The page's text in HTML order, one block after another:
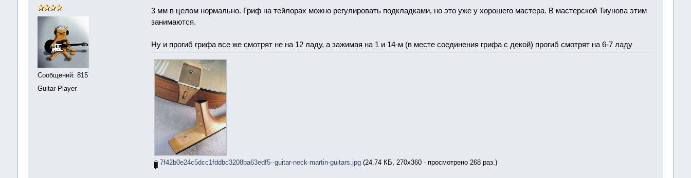
Сообщений: 815
Guitar Player
3 мм в целом нормально. Гриф на тейлорах можно регулировать подкладками, но это уже у хорошего мастера. В мастерской Тиунова этим
занимаются.
Ну и прогиб грифа все же смотрят не на 12 ладу, а зажимая на 1 и 14-м (в месте соединения грифа с декой) прогиб смотрят на 6-7 ладу
7f42b0e24c5dcc1fddbc3208ba63edf5--guitar-neck-martin-guitars.jpg(24.74 КБ, 270x360 - просмотрено 268 раз.)